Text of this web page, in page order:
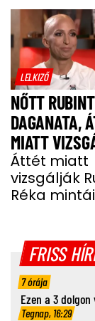
LELKIZŐ
NŐTT
DAGANATA,
MIATT
Áttét miatt
vizsgálják
Réka
FRISS
7 órája
Ezen a 3
Tegnap, 16:29